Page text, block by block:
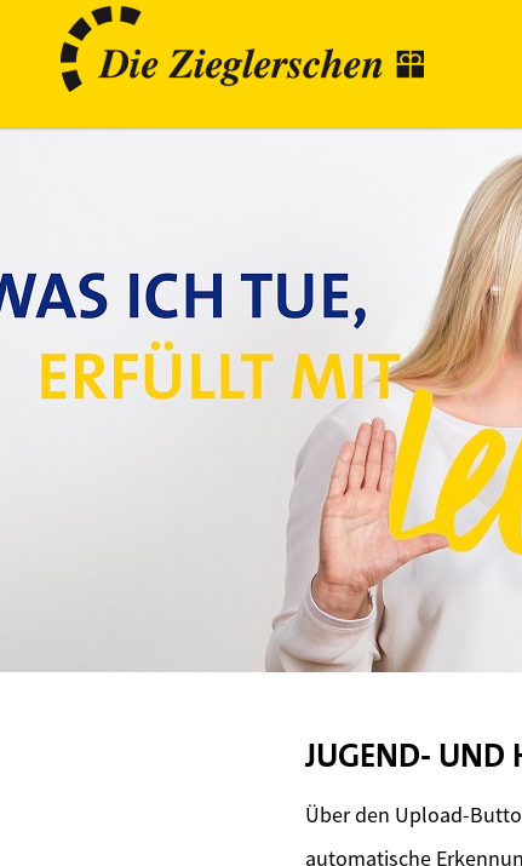
JUGEND- UND
Über den Upload-
automatische